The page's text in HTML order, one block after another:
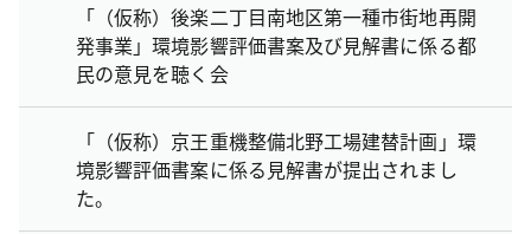
「（仮称）後楽二丁目南地区第一種市街地再開
発事業」環境影響評価書案及び見解書に係る都
民の意見を聴く会
「（仮称）京王重機整備北野工場建替計画」環
境影響評価書案に係る見解書が提出されまし
た。